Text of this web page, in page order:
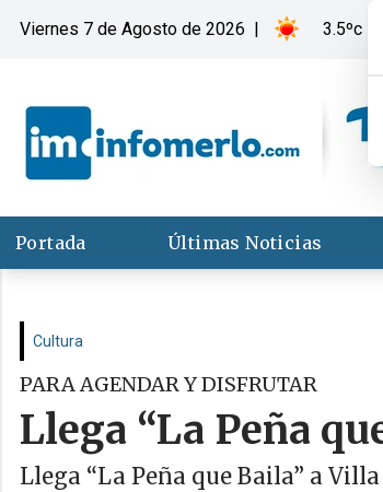
Viernes 7 de Agosto de 2026 | 3.5ºc |
Portada Últimas Noticias
Cultura
PARA AGENDAR Y DISFRUTAR
Llega “La Peña
Llega “La Peña que Baila” a